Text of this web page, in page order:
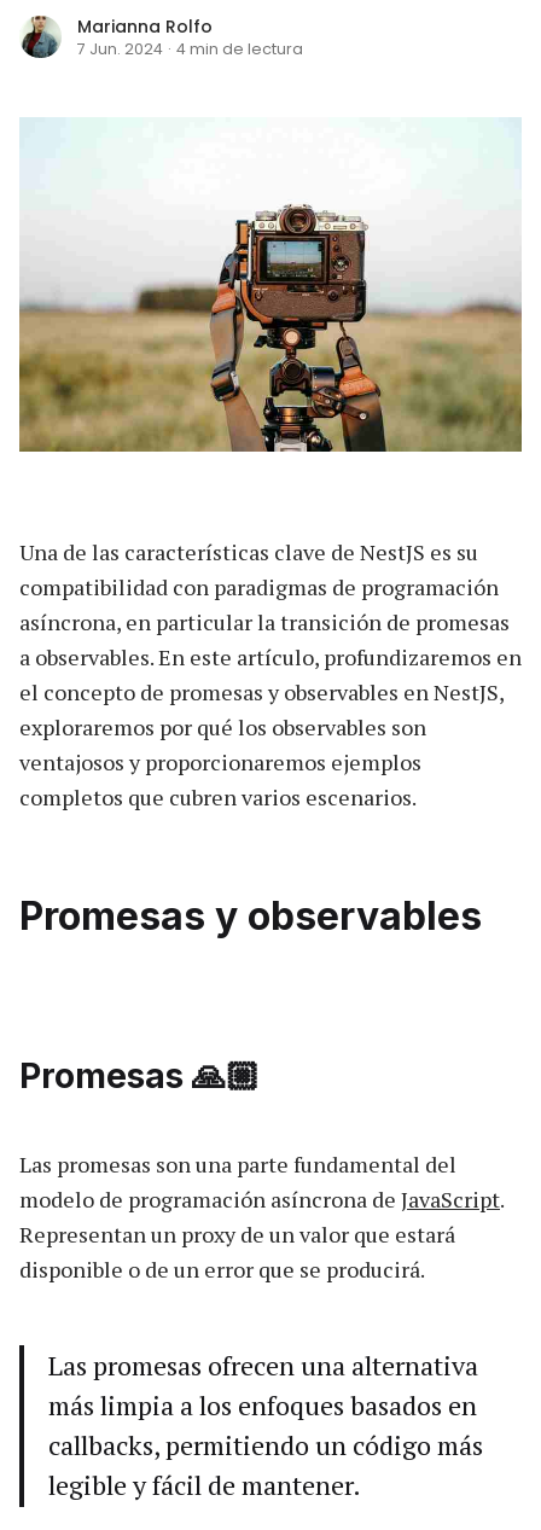
Marianna Rolfo
7 Jun. 2024 · 4 min de lectura
Una de las características clave de NestJS es su
compatibilidad con paradigmas de programación
asíncrona, en particular la transición de promesas
a observables. En este artículo, profundizaremos en
el concepto de promesas y observables en NestJS,
exploraremos por qué los observables son
ventajosos y proporcionaremos ejemplos
completos que cubren varios escenarios.
Promesas y observables
Promesas 🙏🏼
Las promesas son una parte fundamental del
modelo de programación asíncrona de JavaScript.
Representan un proxy de un valor que estará
disponible o de un error que se producirá.
Las promesas ofrecen una alternativa
más limpia a los enfoques basados en
callbacks, permitiendo un código más
legible y fácil de mantener.